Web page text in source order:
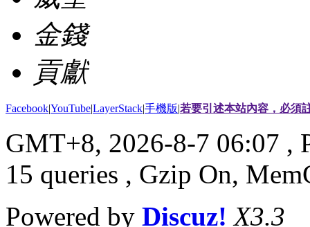
金錢
貢獻
Facebook|YouTube|LayerStack|手機版|若要引述本站內容，必須
GMT+8, 2026-8-7 06:07 ,
15 queries , Gzip On,
Powered by Discuz! X3.3